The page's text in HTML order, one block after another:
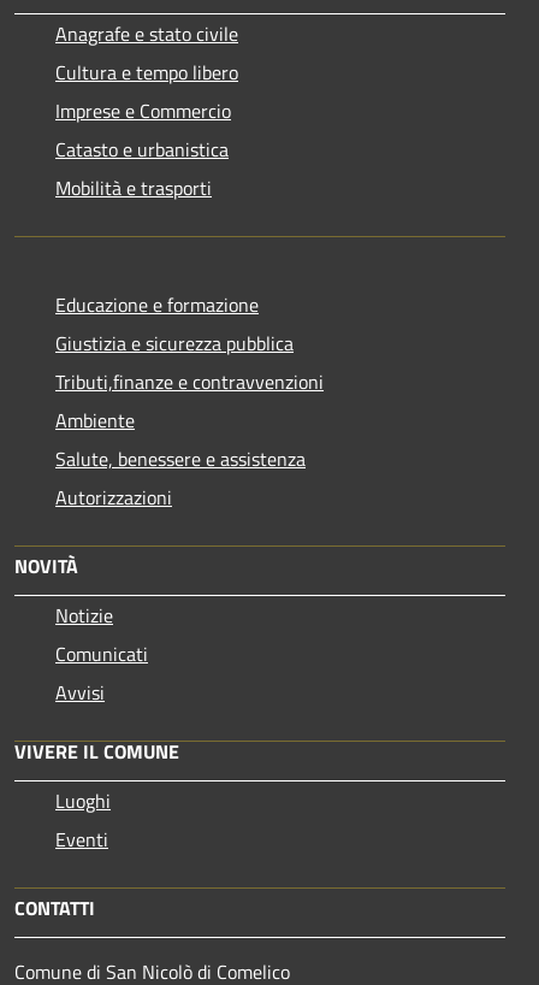
Anagrafe e stato civile
Cultura e tempo libero
Imprese e Commercio
Catasto e urbanistica
Mobilità e trasporti
Educazione e formazione
Giustizia e sicurezza pubblica
Tributi,finanze e contravvenzioni
Ambiente
Salute, benessere e assistenza
Autorizzazioni
NOVITÀ
Notizie
Comunicati
Avvisi
VIVERE IL COMUNE
Luoghi
Eventi
CONTATTI
Comune di San Nicolò di Comelico